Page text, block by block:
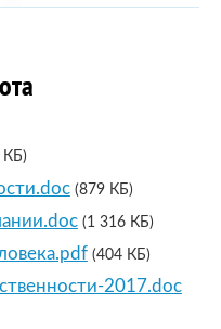
КБ)
(879 КБ)
(1 316 КБ)
(404 КБ)
2017.doc